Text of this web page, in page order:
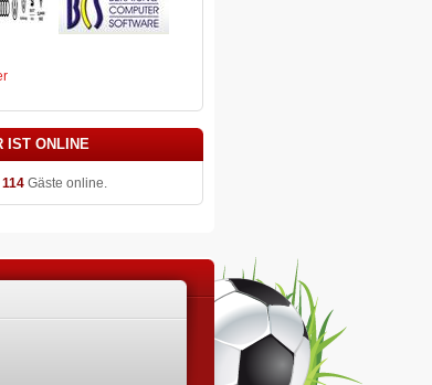
IST ONLINE
114Gäste online.